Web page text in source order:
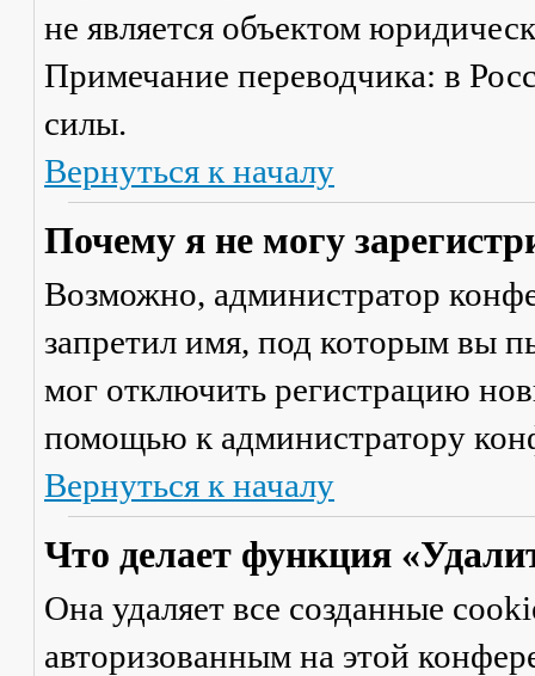
не является объектом
Примечание переводчика: в
силы.
Вернуться к началу
Почему я не могу
Возможно, администратор
запретил имя, под которым вы
мог отключить регистрацию
помощью к администратору
Вернуться к началу
Что делает функция
Она удаляет все созданные
авторизованным на этой